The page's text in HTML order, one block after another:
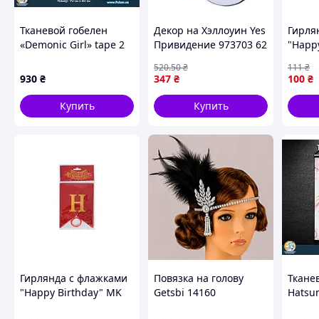
светлячков для небольшой компании или проведения
внимания. Заказывайте качественные праздничные
вечеринок в нашем интернет-магазине по доступной
каталоге представлены большие наборы неоновых
Похожие товары по характеристикам
Тканевой гобелен
«Demonic Girl» tape 2
930 ₴
Купить
Декор на Хэллоуин Yes
Привидение 973703 62
347 ₴
520.50₴
Купить
100 ₴
111₴
Гирлянда с флажками
"Happy Birthday" MK
Повязка на голову
Getsbi 14160